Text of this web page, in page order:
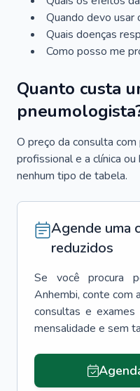
Quando devo usar
Quais doenças
Como posso me
Quanto custa
O preço da consulta
profissional e a clínica
nenhum tipo de tabela.
Agende uma
reduzidos
Se você procura
Anhembi, conte com
consultas e
mensalidade e sem